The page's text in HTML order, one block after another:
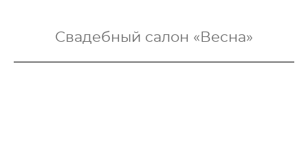
Свадебный салон «Весна»